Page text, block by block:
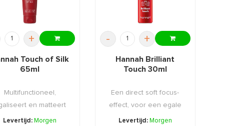
+
Touch of Silk
65ml
Multifunctioneel,
en matteert
de huid.
Levertijd: Morgen
- +
Hannah Brilliant
Touch 30ml
Een direct soft focus-
effect, voor een egale
en gave huid.
Levertijd: Morgen